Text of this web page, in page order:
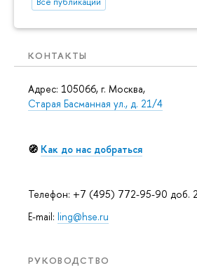
КОНТАКТЫ
Адрес: 105066, г. Москва,
Старая Басманная ул., д. 21/4
🧭 Как до нас добраться
Телефон: +7 (495) 772-95-90 доб.
E-mail: ling@hse.ru
РУКОВОДСТВО